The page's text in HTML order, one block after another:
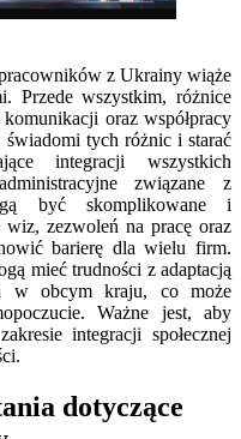
z Ukrainy wiąże
Przede wszystkim, różnice
oraz współpracy
świadomi tych różnic i starać
integracji wszystkich
związane z
być skomplikowane i
wiz, zezwoleń na pracę oraz
barierę dla wielu firm.
mieć trudności z adaptacją
w obcym kraju, co może
Ważne jest, aby
integracji społecznej
dotyczące